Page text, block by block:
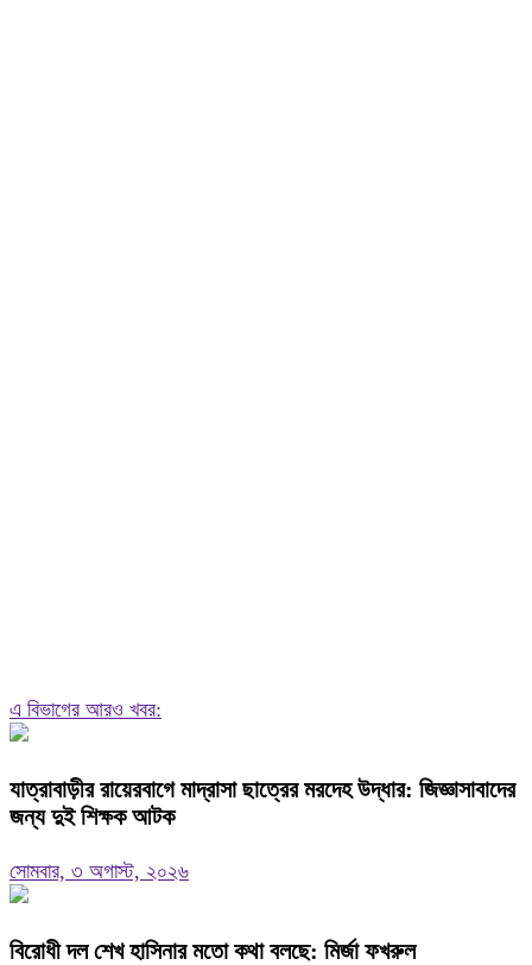
এ বিভাগের আরও খবর:
যাত্রাবাড়ীর রায়েরবাগে মাদ্রাসা ছাত্রের মরদেহ উদ্ধার: জিজ্ঞাসাবাদের
জন্য দুই শিক্ষক আটক
সোমবার, ৩ অগাস্ট, ২০২৬
বিরোধী দল শেখ হাসিনার মতো কথা বলছে: মির্জা ফখরুল